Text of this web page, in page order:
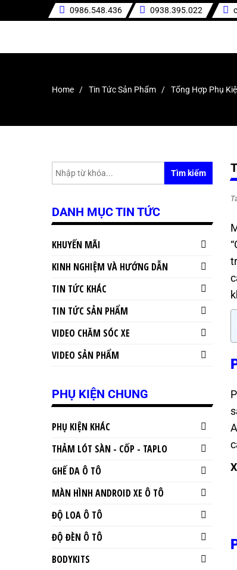
0986.548.436 0938.395.022
Home Tin Tức Sản Phẩm Tổng Hợp Phụ
Tìm kiếm
DANH MỤC TIN TỨC
KHUYẾN MÃI
KINH NGHIỆM VÀ HƯỚNG DẪN
TIN TỨC KHÁC
TIN TỨC SẢN PHẨM
VIDEO CHĂM SÓC XE
VIDEO SẢN PHẨM
PHỤ KIỆN CHUNG
PHỤ KIỆN KHÁC
THẢM LÓT SÀN - CỐP - TAPLO
GHẾ DA Ô TÔ
MÀN HÌNH ANDROID XE Ô TÔ
ĐỘ LOA Ô TÔ
ĐỘ ĐÈN Ô TÔ
BODYKITS